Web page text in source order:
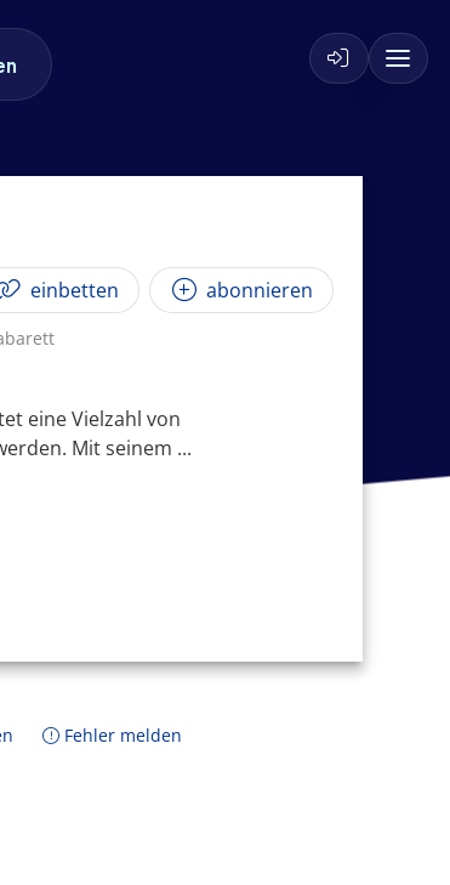
einbetten abonnieren
eine Vielzahl von
Mit seinem ...
Fehler melden